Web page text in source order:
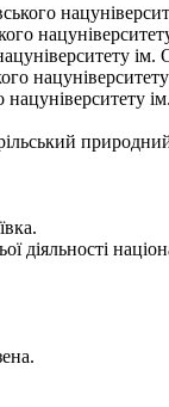
ім.
діяльності